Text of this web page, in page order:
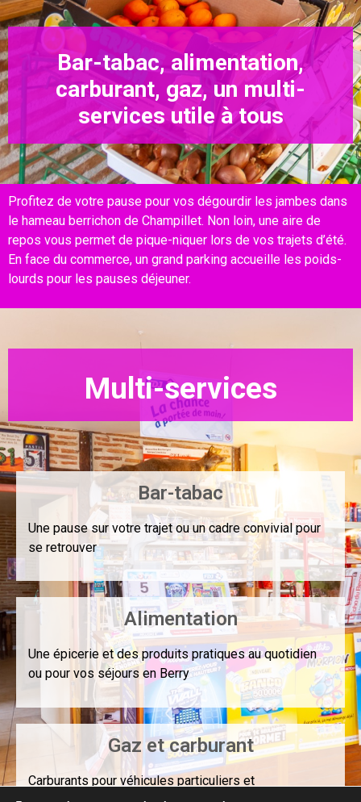
Bar-tabac, alimentation,
carburant, gaz, un multi-
services utile à tous
Profitez de votre pause pour vos dégourdir les jambes dans
le hameau berrichon de Champillet. Non loin, une aire de
repos vous permet de pique-niquer lors de vos trajets d’été.
En face du commerce, un grand parking accueille les poids-
lourds pour les pauses déjeuner.
Multi-services
Bar-tabac
Une pause sur votre trajet ou un cadre convivial pour
se retrouver
Alimentation
Une épicerie et des produits pratiques au quotidien
ou pour vos séjours en Berry
Gaz et carburant
Carburants pour véhicules particuliers et